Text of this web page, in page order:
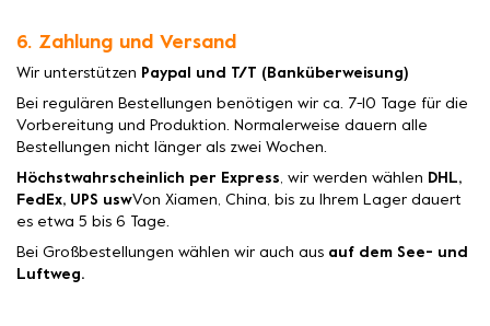
6. Zahlung und Versand
Wir unterstützen Paypal und T/T (Banküberweisung)
Bei regulären Bestellungen benötigen wir ca. 7-10 Tage für die
Vorbereitung und Produktion. Normalerweise dauern alle
Bestellungen nicht länger als zwei Wochen.
Höchstwahrscheinlich per Express, wir werden wählen DHL,
FedEx, UPS uswVon Xiamen, China, bis zu Ihrem Lager dauert
es etwa 5 bis 6 Tage.
Bei Großbestellungen wählen wir auch aus auf dem See- und
Luftweg.